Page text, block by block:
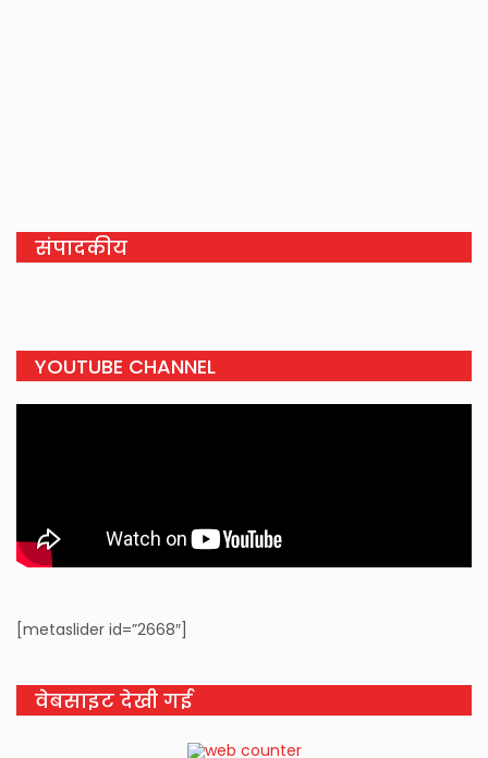
संपादकीय
YOUTUBE CHANNEL
[metaslider id=”2668″]
वेबसाइट देखी गई